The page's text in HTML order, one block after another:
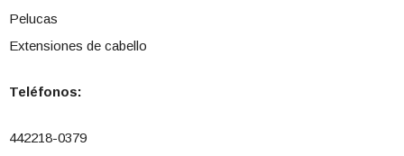
Pelucas
Extensiones de cabello
Teléfonos:
442218-0379